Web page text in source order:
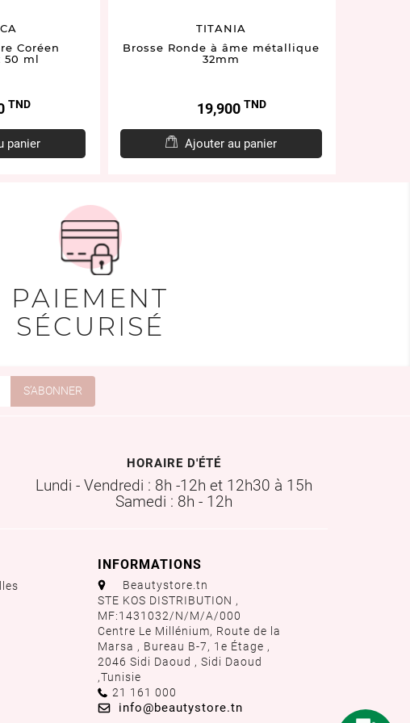
Coréen
50 ml
TND
panier
TITANIA
Brosse Ronde à âme métallique
32mm
Prix19,900 TND
Ajouter au panier
PAIEMENT
SÉCURISÉ
HORAIRE D'ÉTÉ
Lundi - Vendredi : 8h -12h et 12h30 à 15h
Samedi : 8h - 12h
INFORMATIONS
aaa
Beautystore.tn
STE KOS DISTRIBUTION ,
MF:1431032/N/M/A/000
Centre Le Millénium, Route de la
Marsa , Bureau B-7, 1e Étage ,
2046 Sidi Daoud , Sidi Daoud
,Tunisie
Call us:
21 161 000
Email us:
info@beautystore.tn